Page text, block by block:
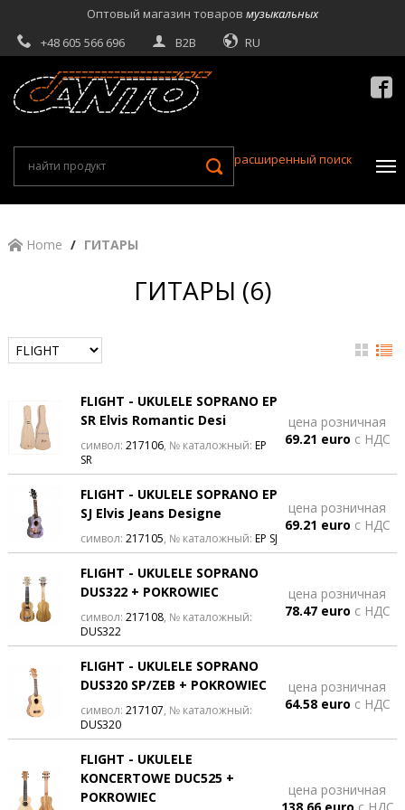
Оптовый магазин товаров музыкальных
+48 605 566 696
B2B RU
расширенный поиск
Home ГИТАРЫ
ГИТАРЫ (6)
FLIGHT - UKULELE SOPRANO EP
SR Elvis Romantic Desi
символ: 217106, № каталожный: EP
SR
цена розничная
69.21 euro с НДС
FLIGHT - UKULELE SOPRANO EP
SJ Elvis Jeans Designe
символ: 217105, № каталожный: EP SJ
цена розничная
69.21 euro с НДС
FLIGHT - UKULELE SOPRANO
DUS322 + POKROWIEC
символ: 217108, № каталожный:
DUS322
цена розничная
78.47 euro с НДС
FLIGHT - UKULELE SOPRANO
DUS320 SP/ZEB + POKROWIEC
символ: 217107, № каталожный:
DUS320
цена розничная
64.58 euro с НДС
FLIGHT - UKULELE
KONCERTOWE DUC525 +
POKROWIEC
цена розничная
